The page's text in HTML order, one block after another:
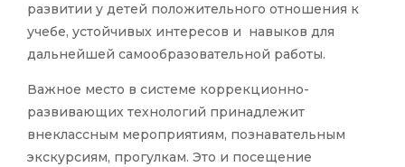
развитии у детей положительного отношения к
учебе, устойчивых интересов и навыков для
дальнейшей самообразовательной работы.
Важное место в системе коррекционно-
развивающих технологий принадлежит
внеклассным мероприятиям, познавательным
экскурсиям, прогулкам. Это и посещение